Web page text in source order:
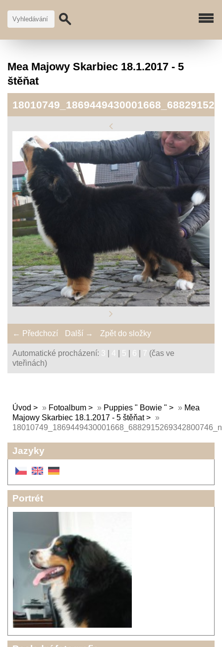
Mea Majowy Skarbiec 18.1.2017 - 5
štěňat
← Předchozí Další → Zpět do složky
Automatické procházení: 3 4 5 6 7 (čas ve
vteřinách)
Úvod » Fotoalbum » Puppies " Bowie " » Mea
Majowy Skarbiec 18.1.2017 - 5 štěňat
»
18010749_1869449430001668_6882915269342800746_n
Jazyky
Portrét